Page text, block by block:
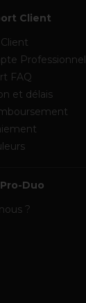
Client
Professionnel
FAQ
et délais
Duo
?